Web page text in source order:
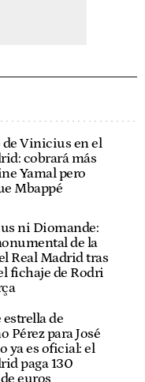
de Vinicius en el
cobrará más
Yamal pero
Mbappé
ni Diomande:
de la
Real Madrid tras
fichaje de Rodri
de
Pérez para José
ya es oficial: el
paga 130
euros